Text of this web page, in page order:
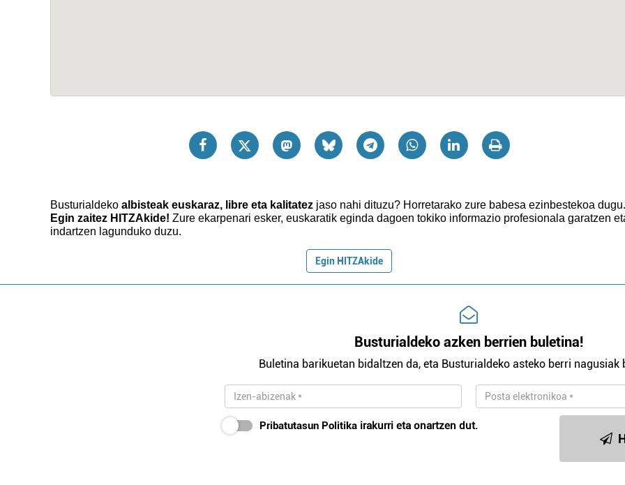
Busturialdeko albisteak euskaraz, libre eta kalitatez jaso nahi dituzu? Horretarako zure babesa ezinbestekoa dugu.
Egin zaitez HITZAkide! Zure ekarpenari esker, euskaratik eginda dagoen tokiko informazio profesionala garatzen
indartzen lagunduko duzu.
Egin HITZAkide
Busturialdeko azken berrien buletina!
Buletina barikuetan bidaltzen da, eta Busturialdeko asteko berri nagusiak
Pribatutasun Politika irakurri eta onartzen dut.